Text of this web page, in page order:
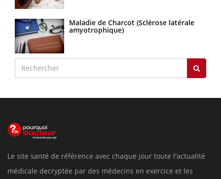
Maladie de Charcot (Sclérose latérale
amyotrophique)
Le site santé de référence avec chaque jour toute l'actualité
médicale decryptée par des médecins en exercice et les